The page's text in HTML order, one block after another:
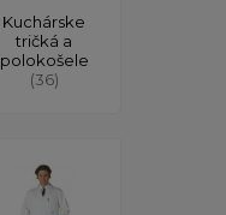
Kuchárske
tričká a
polokošele
(36)